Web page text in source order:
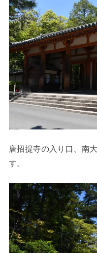
唐招提寺の入り口、南
す。